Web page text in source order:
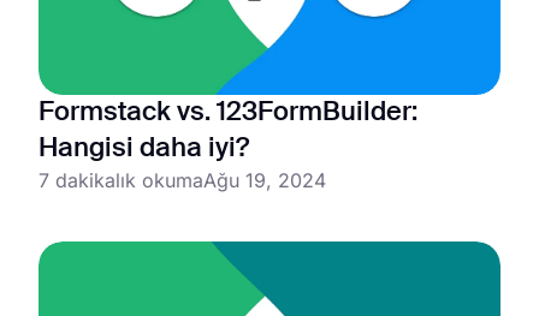
Formstack vs. 123FormBuilder:
Hangisi daha iyi?
7 dakikalık okumaAğu 19, 2024